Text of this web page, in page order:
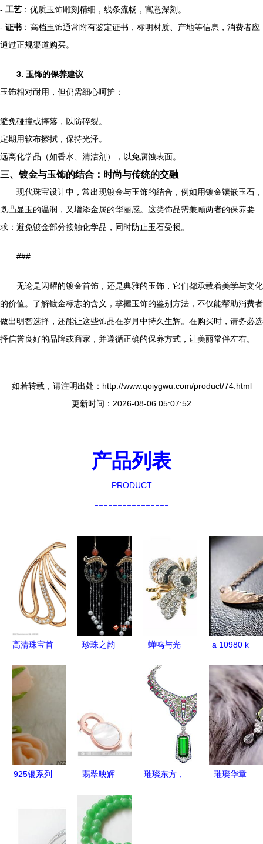
- 工艺 ：优质玉饰雕刻精细，线条流畅，寓意深刻。
- 证书 ：高档玉饰通常附有鉴定证书，标明材质、产地等信息，消费者应
通过正规渠道购买。
3. 玉饰的保养建议
玉饰相对耐用，但仍需细心呵护：
避免碰撞或摔落，以防碎裂。
定期用软布擦拭，保持光泽。
远离化学品（如香水、清洁剂），以免腐蚀表面。
三、镀金与玉饰的结合：时尚与传统的交融
现代珠宝设计中，常出现镀金与玉饰的结合，例如用镀金镶嵌玉石，
既凸显玉的温润，又增添金属的华丽感。这类饰品需兼顾两者的保养要
求：避免镀金部分接触化学品，同时防止玉石受损。
###
无论是闪耀的镀金首饰，还是典雅的玉饰，它们都承载着美学与文化
的价值。了解镀金标志的含义，掌握玉饰的鉴别方法，不仅能帮助消费者
做出明智选择，还能让这些饰品在岁月中持久生辉。在购买时，请务必选
择信誉良好的品牌或商家，并遵循正确的保养方式，让美丽常伴左右。
如若转载，请注明出处：http://www.qoiygwu.com/product/74.html
更新时间：2026-08-06 05:07:52
产品列表
PRODUCT
----------------
高清珠宝首
细节的艺术
与技术
珍珠之韵
蝉鸣与光
性与神秘凝
于珠宝之间
a 10980 k
级闪耀丽人
手镯 简约
中尽显经典
高品质手镯
价格 厂家
图片
925银系列
翡翠映辉
宝摄影的艺
术与财经秘
璀璨东方，
璀璨华章